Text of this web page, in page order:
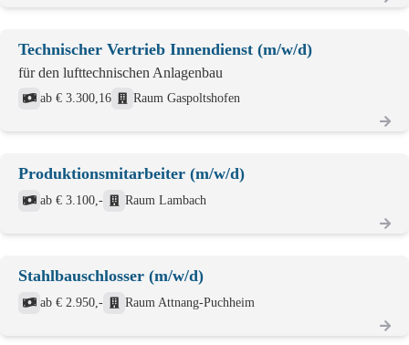
Technischer Vertrieb Innendienst (m/w/d)
für den lufttechnischen Anlagenbau
ab € 3.300,16 Raum Gaspoltshofen
Produktionsmitarbeiter (m/w/d)
ab € 3.100,- Raum Lambach
Stahlbauschlosser (m/w/d)
ab € 2.950,- Raum Attnang-Puchheim